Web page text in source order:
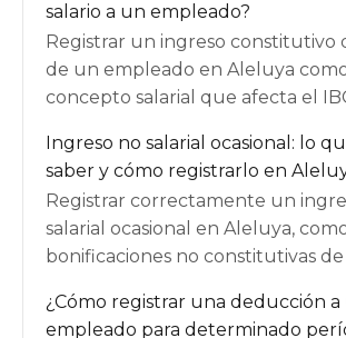
salario a un empleado?
Registrar un ingreso constitutivo
de un empleado en Aleluya
concepto salarial que afecta el
Ingreso no salarial ocasional: lo
saber y cómo registrarlo en
Registrar correctamente un
salarial ocasional en Aleluya,
bonificaciones no constitutivas de
¿Cómo registrar una deducción a
empleado para determinado